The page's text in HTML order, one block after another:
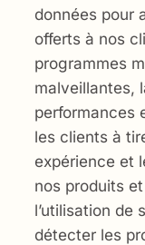
données pour
offerts à nos
programmes
malveillantes,
performances
les clients à
expérience et
nos produits
l’utilisation de
détecter les